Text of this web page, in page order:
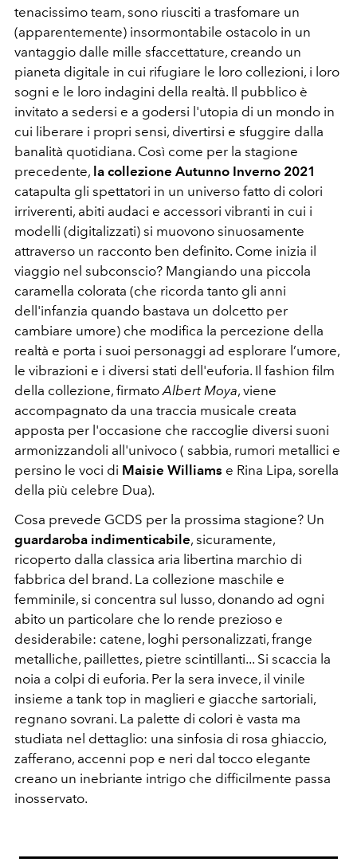
tenacissimo team, sono riusciti a trasfomare un
(apparentemente) insormontabile ostacolo in un
vantaggio dalle mille sfaccettature, creando un
pianeta digitale in cui rifugiare le loro collezioni, i loro
sogni e le loro indagini della realtà. Il pubblico è
invitato a sedersi e a godersi l'utopia di un mondo in
cui liberare i propri sensi, divertirsi e sfuggire dalla
banalità quotidiana. Così come per la stagione
precedente, la collezione Autunno Inverno 2021
catapulta gli spettatori in un universo fatto di colori
irriverenti, abiti audaci e accessori vibranti in cui i
modelli (digitalizzati) si muovono sinuosamente
attraverso un racconto ben definito. Come inizia il
viaggio nel subconscio? Mangiando una piccola
caramella colorata (che ricorda tanto gli anni
dell'infanzia quando bastava un dolcetto per
cambiare umore) che modifica la percezione della
realtà e porta i suoi personaggi ad esplorare l’umore,
le vibrazioni e i diversi stati dell'euforia. Il fashion film
della collezione, firmato Albert Moya, viene
accompagnato da una traccia musicale creata
apposta per l'occasione che raccoglie diversi suoni
armonizzandoli all'univoco ( sabbia, rumori metallici e
persino le voci di Maisie Williams e Rina Lipa, sorella
della più celebre Dua).
Cosa prevede GCDS per la prossima stagione? Un
guardaroba indimenticabile, sicuramente,
ricoperto dalla classica aria libertina marchio di
fabbrica del brand. La collezione maschile e
femminile, si concentra sul lusso, donando ad ogni
abito un particolare che lo rende prezioso e
desiderabile: catene, loghi personalizzati, frange
metalliche, paillettes, pietre scintillanti... Si scaccia la
noia a colpi di euforia. Per la sera invece, il vinile
insieme a tank top in maglieri e giacche sartoriali,
regnano sovrani. La palette di colori è vasta ma
studiata nel dettaglio: una sinfosia di rosa ghiaccio,
zafferano, accenni pop e neri dal tocco elegante
creano un inebriante intrigo che difficilmente passa
inosservato.